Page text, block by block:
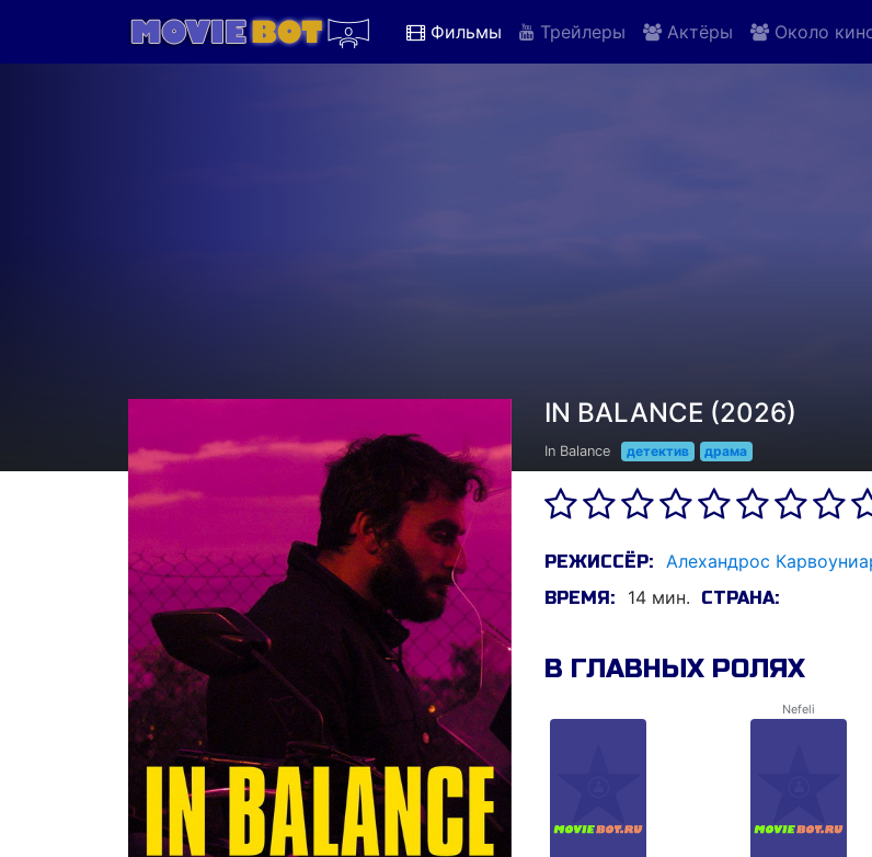
Фильмы Трейлеры Актёры Около
IN BALANCE (2026)
In Balance детектив драма
РЕЖИССЁР: Алеxандрос
ВРЕМЯ: 14 мин. СТРАНА:
В ГЛАВНЫХ РОЛЯХ
Nefeli